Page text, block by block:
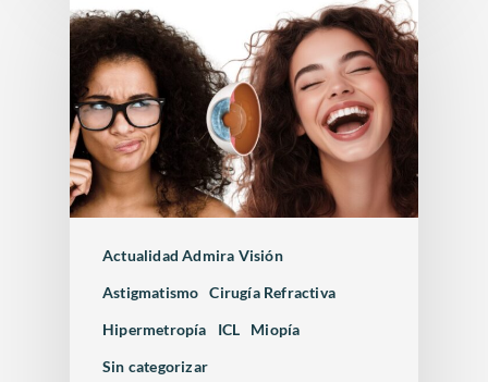
Actualidad Admira Visión
Astigmatismo
Cirugía Refractiva
Hipermetropía
ICL
Miopía
Sin categorizar